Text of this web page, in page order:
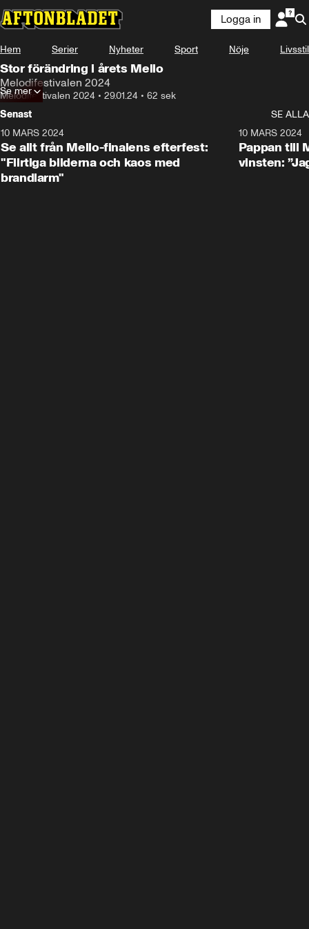
Logga in
Hem Serier Nyheter Sport Nöje Livsstil
Stor förändring i årets Mello
Melodifestivalen 2024
Melodifestivalen 2024 • 29.01.24 • 62 sek
Se mer
Senast
SE ALLA
10 MARS 2024
Se allt från Mello-finalens efterfest:
"Flirtiga bilderna och kaos med
brandlarm"
10 MARS 2024
Pappan till
vinsten: